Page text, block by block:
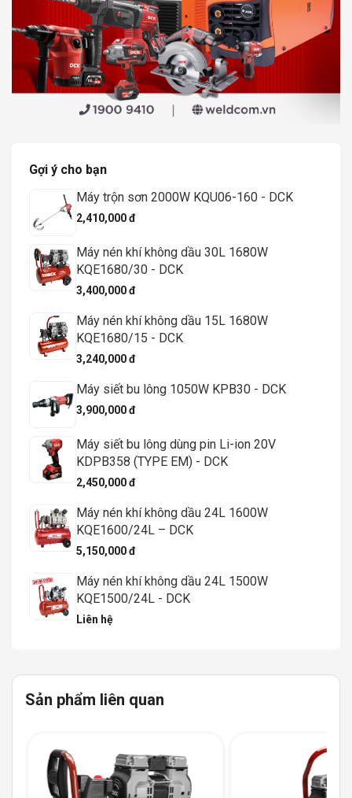
Gợi ý cho bạn
Máy trộn sơn 2000W KQU06-160 - DCK
2,410,000 đ
Máy nén khí không dầu 30L 1680W
KQE1680/30 - DCK
3,400,000 đ
Máy nén khí không dầu 15L 1680W
KQE1680/15 - DCK
3,240,000 đ
Máy siết bu lông 1050W KPB30 - DCK
3,900,000 đ
Máy siết bu lông dùng pin Li-ion 20V
KDPB358 (TYPE EM) - DCK
2,450,000 đ
Máy nén khí không dầu 24L 1600W
KQE1600/24L – DCK
5,150,000 đ
Máy nén khí không dầu 24L 1500W
KQE1500/24L - DCK
Liên hệ
Sản phẩm liên quan